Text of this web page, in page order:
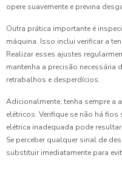
opere suavemente e previna
Outra prática importante é
máquina. Isso inclui verificar a
Realizar esses ajustes
mantenha a precisão necessária
retrabalhos e desperdícios.
Adicionalmente, tenha sempre a
elétricos. Verifique se não há
elétrica inadequada pode
Se perceber qualquer sinal de
substituir imediatamente para